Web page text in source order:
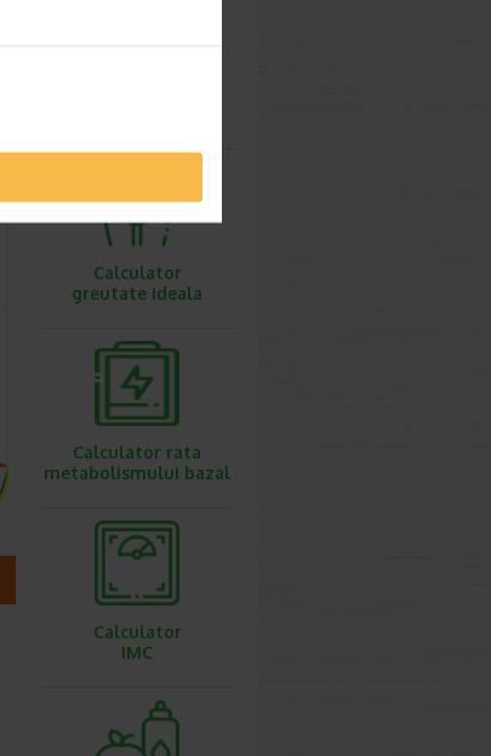
Calculator
greutate ideala
Calculator rata
metabolismului bazal
Calculator
IMC